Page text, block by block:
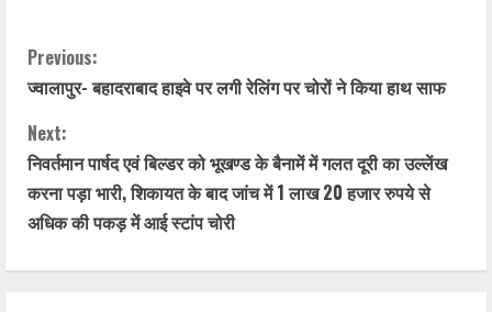
C
o
n
t
Previous:
ज्वालापुर- बहादराबाद हाइवे पर लगी रेलिंग पर चोरों ने किया हाथ साफ
Next:
निवर्तमान पार्षद एवं बिल्डर को भूखण्ड के बैनामें में गलत दूरी का उल्लेंख
करना पड़ा भारी, शिकायत के बाद जांच में 1 लाख 20 हजार रुपये से
अधिक की पकड़ में आई स्टांप चोरी